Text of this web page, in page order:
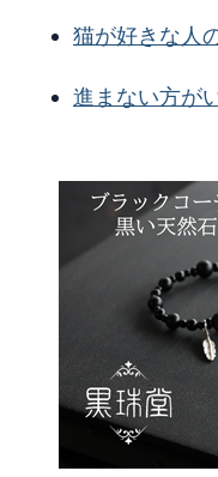
猫が好きな人
進まない方が